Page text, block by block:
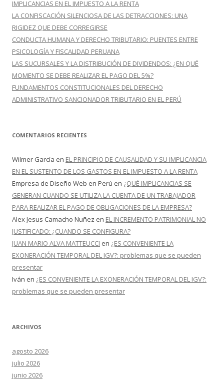
IMPLICANCIAS EN EL IMPUESTO A LA RENTA
LA CONFISCACIÓN SILENCIOSA DE LAS DETRACCIONES: UNA
RIGIDEZ QUE DEBE CORREGIRSE
CONDUCTA HUMANA Y DERECHO TRIBUTARIO: PUENTES ENTRE
PSICOLOGÍA Y FISCALIDAD PERUANA
LAS SUCURSALES Y LA DISTRIBUCIÓN DE DIVIDENDOS: ¿EN QUÉ
MOMENTO SE DEBE REALIZAR EL PAGO DEL 5%?
FUNDAMENTOS CONSTITUCIONALES DEL DERECHO
ADMINISTRATIVO SANCIONADOR TRIBUTARIO EN EL PERÚ
COMENTARIOS RECIENTES
Wilmer García en EL PRINCIPIO DE CAUSALIDAD Y SU IMPLICANCIA
EN EL SUSTENTO DE LOS GASTOS EN EL IMPUESTO A LA RENTA
Empresa de Diseño Web en Perú en ¿QUÉ IMPLICANCIAS SE
GENERAN CUANDO SE UTILIZA LA CUENTA DE UN TRABAJADOR
PARA REALIZAR EL PAGO DE OBLIGACIONES DE LA EMPRESA?
Alex Jesus Camacho Nuñez en EL INCREMENTO PATRIMONIAL NO
JUSTIFICADO: ¿CUANDO SE CONFIGURA?
JUAN MARIO ALVA MATTEUCCI en ¿ES CONVENIENTE LA
EXONERACIÓN TEMPORAL DEL IGV?: problemas que se pueden
presentar
Iván en ¿ES CONVENIENTE LA EXONERACIÓN TEMPORAL DEL IGV?:
problemas que se pueden presentar
ARCHIVOS
agosto 2026
julio 2026
junio 2026